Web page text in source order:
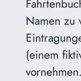
Namen zu
(einem
vornehmen.